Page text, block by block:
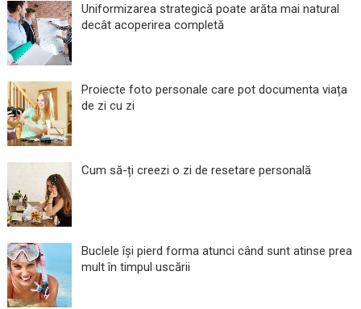
Uniformizarea strategică poate arăta mai natural
decât acoperirea completă
Proiecte foto personale care pot documenta viața
de zi cu zi
Cum să-ți creezi o zi de resetare personală
Buclele își pierd forma atunci când sunt atinse prea
mult în timpul uscării